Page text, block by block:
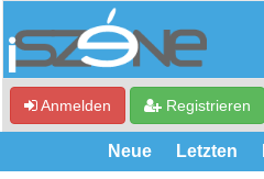
Anmelden Registrieren
Neue Letzten